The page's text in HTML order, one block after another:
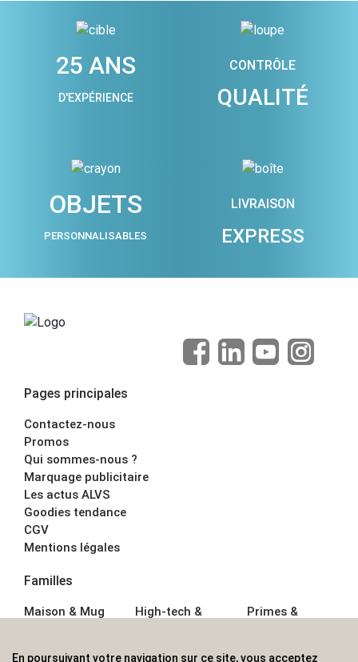
25 ANS
D'EXPÉRIENCE
CONTRÔLE
QUALITÉ
OBJETS
PERSONNALISABLES
LIVRAISON
EXPRESS
Pages principales
Contactez-nous
Promos
Qui sommes-nous ?
Marquage publicitaire
Les actus ALVS
Goodies tendance
CGV
Mentions légales
Familles
Maison & Mug
High-tech &
Primes &
En poursuivant votre navigation sur ce site, vous acceptez